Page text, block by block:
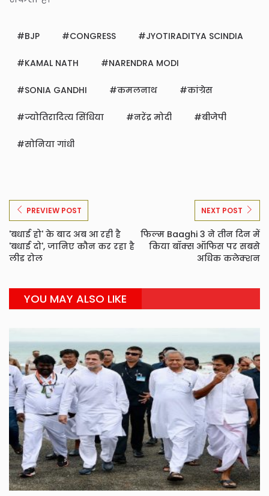
BJP CONGRESS JYOTIRADITYA SCINDIA
KAMAL NATH NARENDRA MODI
SONIA GANDHI कमलनाथ कांग्रेस
ज्योतिरादित्य सिंधिया नरेंद्र मोदी बीजेपी
सोनिया गांधी
PREVIEW POST
'बधाई हो' के बाद अब आ रही है
'बधाई दो', जानिए कौन कर रहा है
लीड रोल
NEXT POST
फिल्म Baaghi 3 ने तीन दिन में
किया बॉक्स ऑफिस पर सबसे
अधिक कलेक्शन
YOU MAY ALSO LIKE